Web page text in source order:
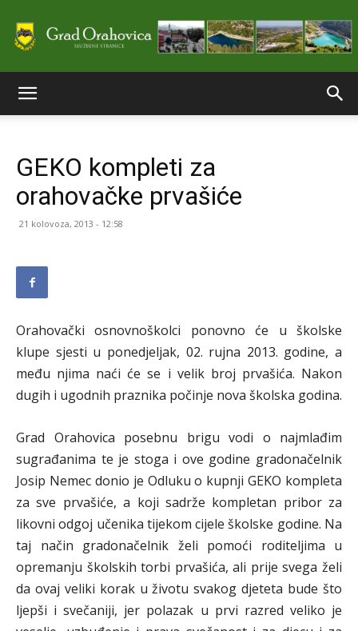
stranice
GEKO kompleti za
orahovačke prvašiće
21 kolovoza, 2013 - 12:58
Orahovački osnovnoškolci ponovno će u školske
klupe sjesti u ponedjeljak, 02. rujna 2013. godine, a
među njima naći će se i velik broj prvašića. Nakon
dugih i ugodnih praznika počinje nova školska godina.
Grad Orahovica posebnu brigu vodi o najmlađim
sugrađanima te je stoga i ove godine gradonačelnik
Josip Nemec donio je Odluku o kupnji GEKO kompleta
za sve prvašiće, a koji sadrže kompletan pribor za
likovni odgoj učenika tijekom cijele školske godine. Na
taj način gradonačelnik želi pomoći roditeljima u
opremanju školskih torbi prvašića, ali prije svega želi
da ovaj veliki korak u životu svakog djeteta bude što
ljepši i svečaniji, jer polazak u prvi razred veliko je